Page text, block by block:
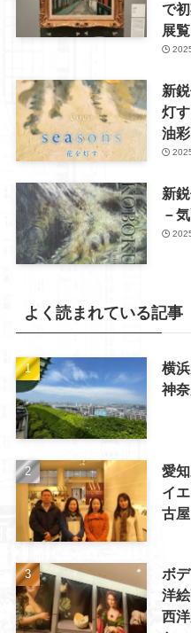
で
展覧
新
灯
油
新
－
よく読まれている記事
横
神
愛
イ
古
ボ
洋
西